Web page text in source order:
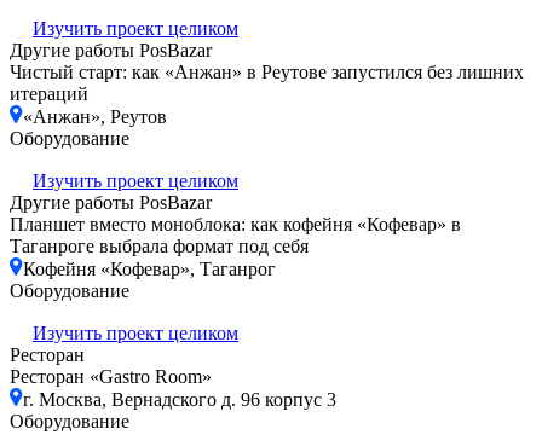
Изучить проект целиком
Другие работы PosBazar
Чистый старт: как «Анжан» в Реутове запустился без лишних
итераций
«Анжан», Реутов
Оборудование
Изучить проект целиком
Другие работы PosBazar
Планшет вместо моноблока: как кофейня «Кофевар» в
Таганроге выбрала формат под себя
Кофейня «Кофевар», Таганрог
Оборудование
Изучить проект целиком
Ресторан
Ресторан «Gastro Room»
г. Москва, Вернадского д. 96 корпус 3
Оборудование